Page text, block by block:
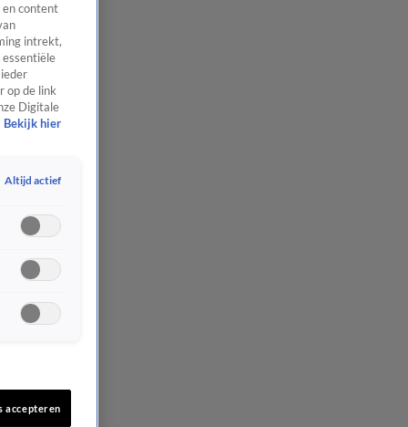
en content
intrekt,
op de link
Digitale
Bekijk hier
Altijd actief
accepteren